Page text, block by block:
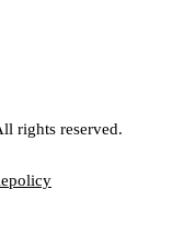
rights reserved.